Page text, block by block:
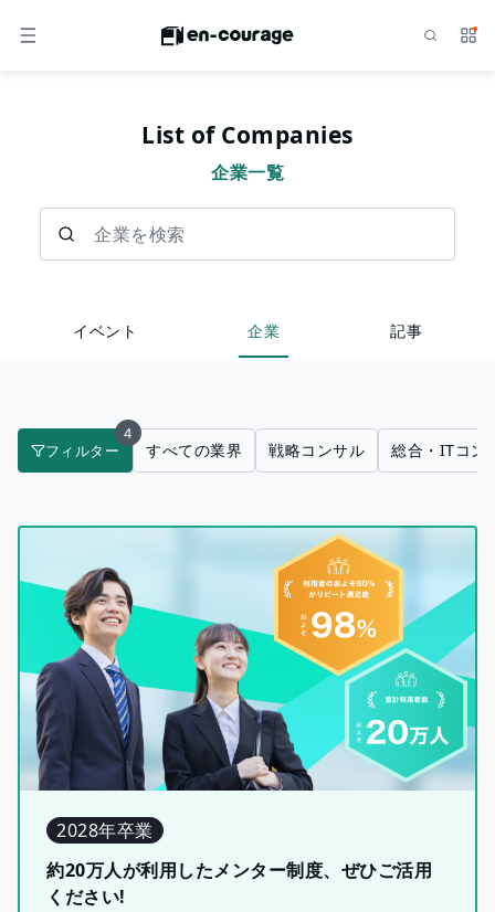
メニュー サ
List of Companies
企業一覧
イベント 企業 記事
フィルター
4
すべての業界 戦略コンサル 総合・ITコン
2028年卒業
約20万人が利用したメンター制度、ぜひご活用
ください!